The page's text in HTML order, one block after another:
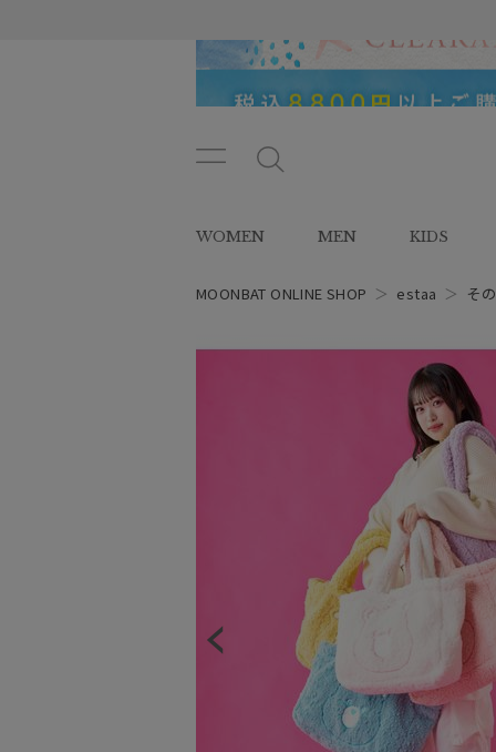
ン
ュ
ー
タ
WOMEN MEN KIDS
MOONBAT ONLINE SHOP ＞ estaa ＞ そ